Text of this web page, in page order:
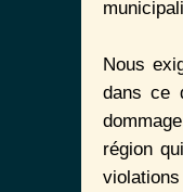
Nous
dans ce
région